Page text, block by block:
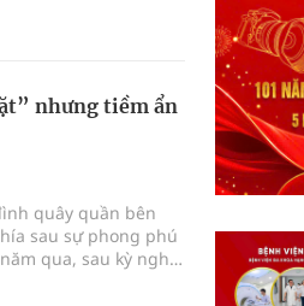
nhưng tiềm ẩn
quây quần bên
sau sự phong phú
qua, sau kỳ nghỉ